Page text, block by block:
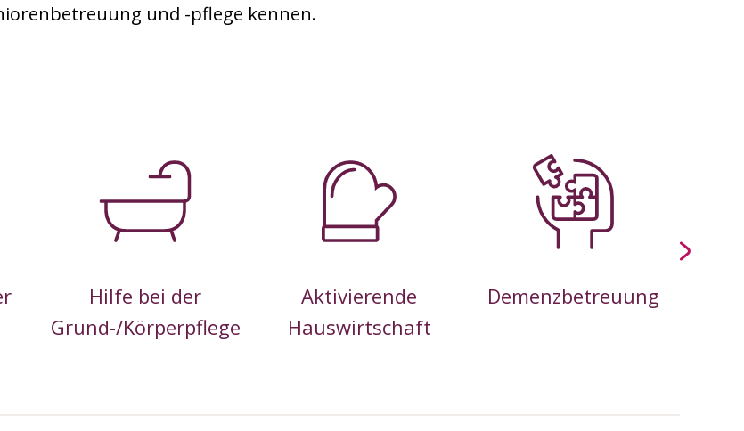
und -pflege kennen.
Hilfe bei der
Grund-/Körperpflege
Aktivierende
Hauswirtschaft
Demenzbetreuung